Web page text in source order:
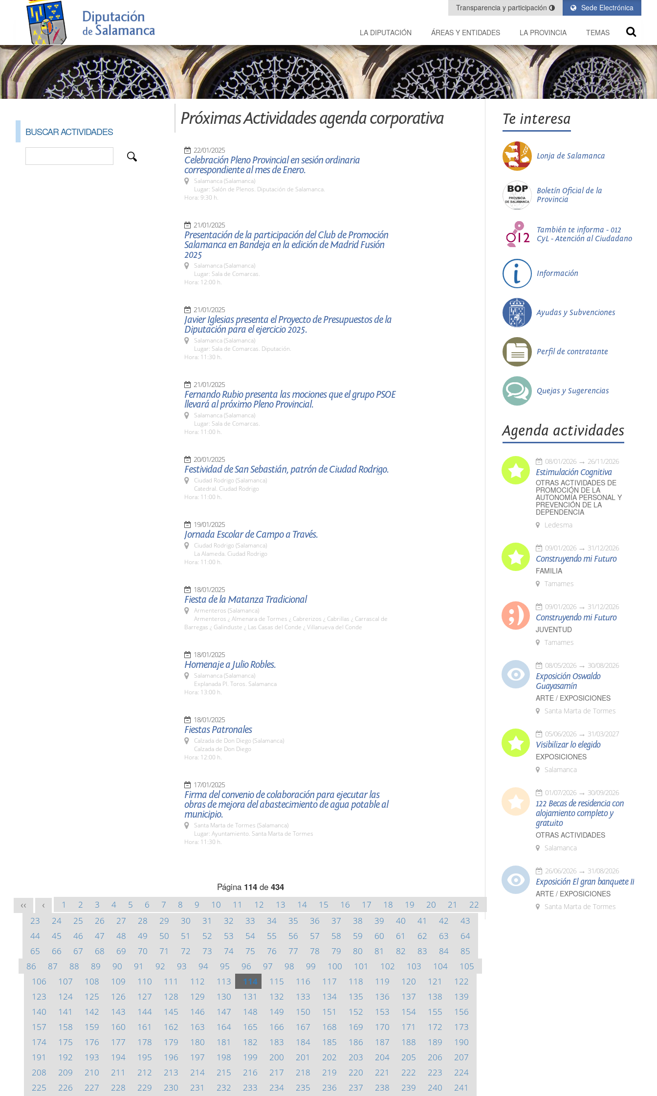
Sede Electrónica
Transparencia y participación
LA DIPUTACIÓN ÁREAS Y ENTIDADES LA PROVINCIA TEMAS
BUSCAR ACTIVIDADES
Próximas Actividades agenda corporativa
22/01/2025
Celebración Pleno Provincial en sesión ordinaria
correspondiente al mes de Enero.
Salamanca (Salamanca)
Lugar: Salón de Plenos. Diputación de Salamanca.
Hora: 9:30 h.
21/01/2025
Presentación de la participación del Club de Promoción
Salamanca en Bandeja en la edición de Madrid Fusión
2025
Salamanca (Salamanca)
Lugar: Sala de Comarcas.
Hora: 12:00 h.
21/01/2025
Javier Iglesias presenta el Proyecto de Presupuestos de la
Diputación para el ejercicio 2025.
Salamanca (Salamanca)
Lugar: Sala de Comarcas. Diputación.
Hora: 11:30 h.
21/01/2025
Fernando Rubio presenta las mociones que el grupo PSOE
llevará al próximo Pleno Provincial.
Salamanca (Salamanca)
Lugar: Sala de Comarcas.
Hora: 11:00 h.
20/01/2025
Festividad de San Sebastián, patrón de Ciudad Rodrigo.
Ciudad Rodrigo (Salamanca)
Catedral. Ciudad Rodrigo
Hora: 11:00 h.
19/01/2025
Jornada Escolar de Campo a Través.
Ciudad Rodrigo (Salamanca)
La Alameda. Ciudad Rodrigo
Hora: 11:00 h.
18/01/2025
Fiesta de la Matanza Tradicional
Armenteros (Salamanca)
Armenteros ¿ Almenara de Tormes ¿ Cabrerizos ¿ Cabrillas ¿ Carrascal de
Barregas ¿ Galinduste ¿ Las Casas del Conde ¿ Villanueva del Conde
18/01/2025
Homenaje a Julio Robles.
Salamanca (Salamanca)
Explanada Pl. Toros. Salamanca
Hora: 13:00 h.
18/01/2025
Fiestas Patronales
Calzada de Don Diego (Salamanca)
Calzada de Don Diego
Hora: 12:00 h.
17/01/2025
Firma del convenio de colaboración para ejecutar las
obras de mejora del abastecimiento de agua potable al
municipio.
Santa Marta de Tormes (Salamanca)
Lugar: Ayuntamiento. Santa Marta de Tormes
Hora: 11:30 h.
Página 114de 434
<< < 1 2 3 4 5 6 7 8 9 10 11 12 13 14 15 16 17 18 19 20 21
22
23
24 25 26 27 28 29 30 31 32 33 34 35 36 37 38 39 40 41 42
43
44
45 46 47 48 49 50 51 52 53 54 55 56 57 58 59 60 61 62 63
64
65
66 67 68 69 70 71 72 73 74 75 76 77 78 79 80 81 82 83 84
85
86
87 88 89 90 91 92 93 94 95 96 97 98 99 100 101 102 103 104
105
106
107 108 109 110 111 112 113 114 115 116 117 118 119 120 121
122
123
124 125 126 127 128 129 130 131 132 133 134 135 136 137 138
139
140
141 142 143 144 145 146 147 148 149 150 151 152 153 154 155
156
157
158 159 160 161 162 163 164 165 166 167 168 169 170 171 172
173
174
175 176 177 178 179 180 181 182 183 184 185 186 187 188 189
190
191
192 193 194 195 196 197 198 199 200 201 202 203 204 205 206
207
208
209 210 211 212 213 214 215 216 217 218 219 220 221 222 223
224
225
226 227 228 229 230 231 232 233 234 235 236 237 238 239 240 241
Te interesa
Lonja de Salamanca
Boletín Oficial de la
Provincia
También te informa - 012
CyL - Atención al Ciudadano
Información
Ayudas y Subvenciones
Perfil de contratante
Quejas y Sugerencias
Agenda actividades
08/01/2026 26/11/2026
Estimulación Cognitiva
OTRAS ACTIVIDADES DE
PROMOCIÓN DE LA
AUTONOMÍA PERSONAL Y
PREVENCIÓN DE LA
DEPENDENCIA
Ledesma
09/01/2026 31/12/2026
Construyendo mi Futuro
FAMILIA
Tamames
09/01/2026 31/12/2026
Construyendo mi Futuro
JUVENTUD
Tamames
08/05/2026 30/08/2026
Exposición Oswaldo
Guayasamín
ARTE / EXPOSICIONES
Santa Marta de Tormes
05/06/2026 31/03/2027
Visibilizar lo elegido
EXPOSICIONES
Salamanca
01/07/2026 30/09/2026
122 Becas de residencia con
alojamiento completo y
gratuito
OTRAS ACTIVIDADES
Salamanca
26/06/2026 31/08/2026
Exposición El gran banquete II
ARTE / EXPOSICIONES
Santa Marta de Tormes